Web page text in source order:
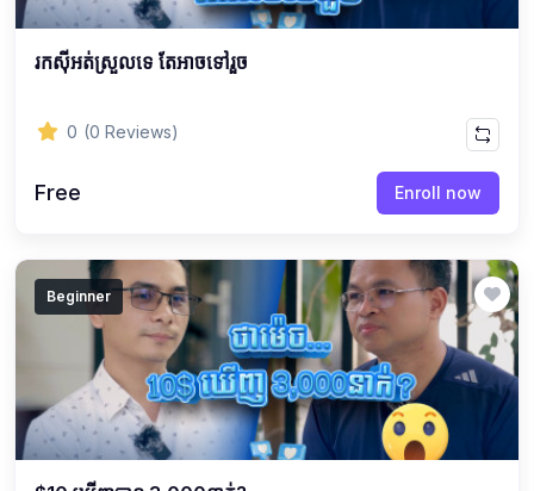
រកស៊ីអត់ស្រួលទេ តែអាចទៅរួច
0 (0 Reviews)
Free Enroll now
Beginner